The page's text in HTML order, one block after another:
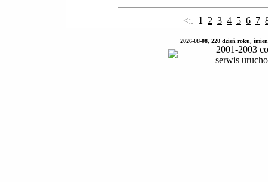
<:. 1 2 3 4 5 6 7
2026-08-08, 220 dzień roku,
2001-2003
serwis